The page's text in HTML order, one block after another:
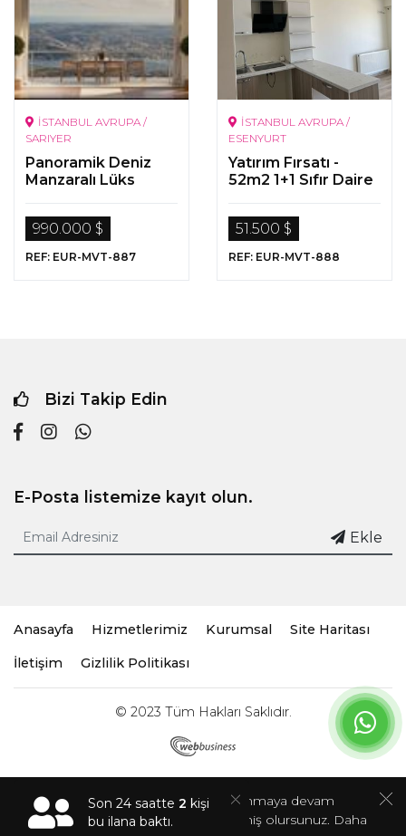
İSTANBUL AVRUPA /
SARIYER
Panoramik Deniz
Manzaralı Lüks
990.000 $
REF: EUR-MVT-887
İSTANBUL AVRUPA /
ESENYURT
Yatırım Fırsatı -
52m2 1+1 Sıfır Daire
51.500 $
REF: EUR-MVT-888
Bizi Takip Edin
E-Posta listemize kayıt olun.
Ekle
Anasayfa Hizmetlerimiz Kurumsal Site Haritası
İletişim Gizlilik Politikası
© 2023 Tüm Hakları Saklıdır.
Bu sitede çerezler kullanır. Siteyi kullanmaya devam
ederseniz, çerez kullanımını kabul etmiş olursunuz. Daha
Son 24 saatte 2 kişi
bu ilana baktı.